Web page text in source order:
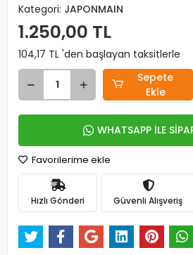
Kategori: JAPONMAIN
1.250,00 TL
104,17 TL 'den başlayan taksitlerle
Sepete
Ekle
WHATSAPP İLE
Favorilerime ekle
Hızlı Gönderi Güvenli Alışveriş